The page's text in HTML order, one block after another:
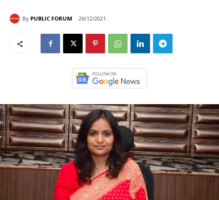
By PUBLIC FORUM 26/12/2021